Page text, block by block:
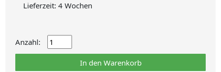
Lieferzeit: 4 Wochen
Anzahl:
In den Warenkorb